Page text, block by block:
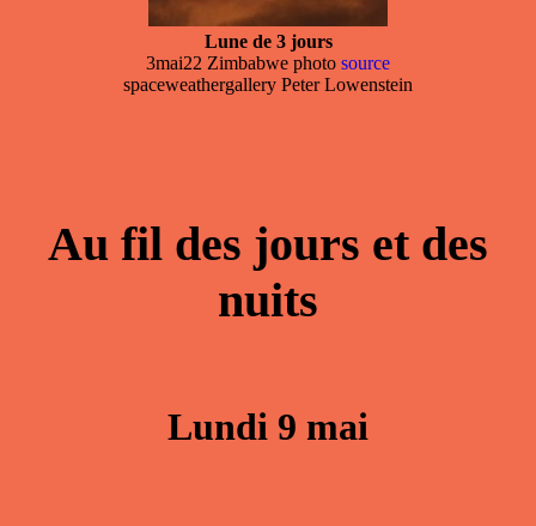
Lune de 3 jours
3mai22 Zimbabwe photo source
spaceweathergallery Peter Lowenstein
Au fil des jours et des
nuits
Lundi 9 mai